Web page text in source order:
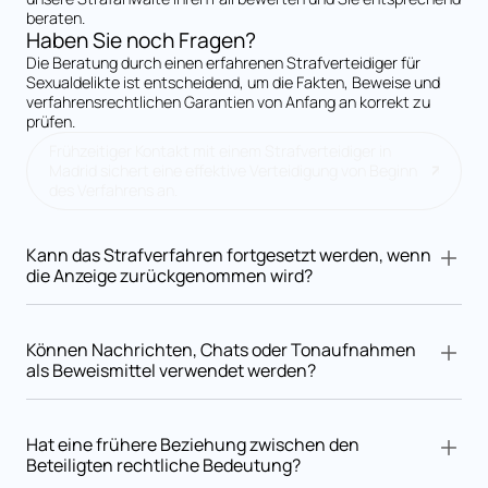
beraten.
Haben Sie noch Fragen?
Die Beratung durch einen erfahrenen Strafverteidiger für
Sexualdelikte ist entscheidend, um die Fakten, Beweise und
verfahrensrechtlichen Garantien von Anfang an korrekt zu
prüfen.
Kann das Strafverfahren fortgesetzt werden, wenn
die Anzeige zurückgenommen wird?
Verfahren unabhängig von der Rücknahme der Anzeige
fortgeführt werden kann.
Können Nachrichten, Chats oder Tonaufnahmen
als Beweismittel verwendet werden?
wurde. Gerichte prüfen Kontext, Integrität und Beweiswert.
Hat eine frühere Beziehung zwischen den
Beteiligten rechtliche Bedeutung?